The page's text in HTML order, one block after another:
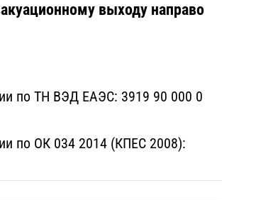
выходу направо
по ТН ВЭД ЕАЭС: 3919 90 000 0
по ОК 034 2014 (КПЕС 2008):